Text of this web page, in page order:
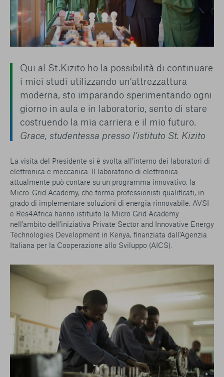
Qui al St.Kizito ho la possibilità di continuare
i miei studi utilizzando un’attrezzattura
moderna, sto imparando sperimentando ogni
giorno in aula e in laboratorio, sento di stare
costruendo la mia carriera e il mio futuro.
Grace, studentessa presso l’istituto St. Kizito
La visita del Presidente si è svolta all’interno dei laboratori di
elettronica e meccanica. Il laboratorio di elettronica
attualmente può contare su un programma innovativo, la
Micro-Grid Academy, che forma professionisti qualificati, in
grado di implementare soluzioni di energia rinnovabile. AVSI
e Res4Africa hanno istituito la Micro Grid Academy
nell'ambito dell'iniziativa Private Sector and Innovative Energy
Technologies Development in Kenya, finanziata dall'Agenzia
Italiana per la Cooperazione allo Sviluppo (AICS).